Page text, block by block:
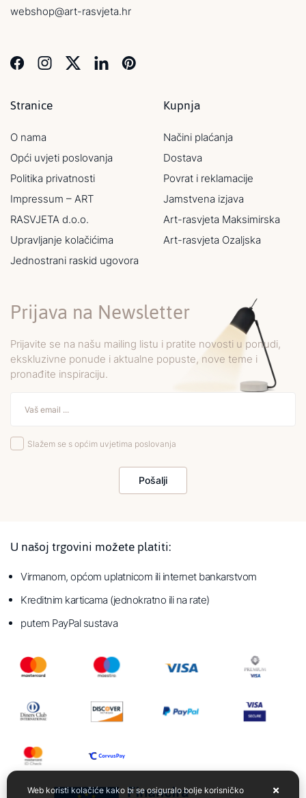
webshop@art-rasvjeta.hr
Stranice
O nama
Opći uvjeti poslovanja
Politika privatnosti
Impressum – ART
RASVJETA d.o.o.
Upravljanje kolačićima
Jednostrani raskid ugovora
Kupnja
Načini plaćanja
Dostava
Povrat i reklamacije
Jamstvena izjava
Art-rasvjeta Maksimirska
Art-rasvjeta Ozaljska
Prijava na Newsletter
Prijavite se na našu mailing listu i pratite novosti u ponudi,
ekskluzivne ponude i aktualne popuste, nove teme i
pronađite inspiraciju.
Slažem se s općim uvjetima poslovanja
Pošalji
U našoj trgovini možete platiti:
Virmanom, općom uplatnicom ili internet bankarstvom
Kreditnim karticama (jednokratno ili na rate)
putem PayPal sustava
Web koristi kolačiće kako bi se osiguralo bolje korisničko